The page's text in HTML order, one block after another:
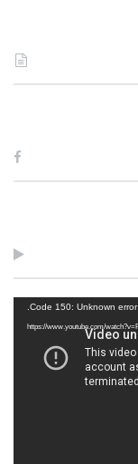
Code 150: Unknown error.